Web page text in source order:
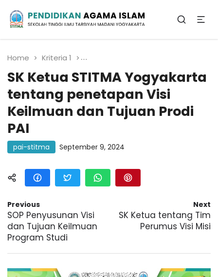
Pendidikan Agama
Islam
Yogyakarta
Home Kriteria 1 SK Ketua STITMA Yogyakarta
SK Ketua STITMA Yogyakarta
tentang penetapan Visi
Keilmuan dan Tujuan Prodi
PAI
pai-stitma September 9, 2024
Previous
SOP Penyusunan Visi
dan Tujuan Keilmuan
Program Studi
Next
SK Ketua tentang Tim
Perumus Visi Misi